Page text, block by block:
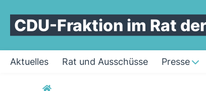
CDU-Fraktion im Rat
Aktuelles Rat und Ausschüsse Presse